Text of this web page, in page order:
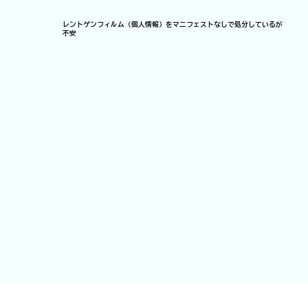
レントゲンフィルム（個人情報）をマニフェストなしで処分しているが
不安